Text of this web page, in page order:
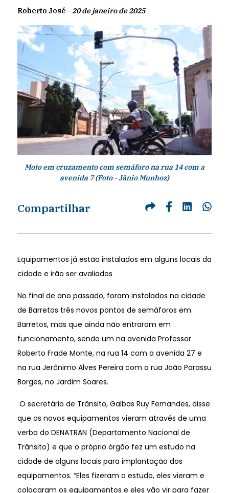
Roberto José - 20 de janeiro de 2025
Moto em cruzamento com semáforo na rua 14 com a
avenida 7 (Foto - Jânio Munhoz)
Compartilhar
Equipamentos já estão instalados em alguns locais da
cidade e irão ser avaliados
No final de ano passado, foram instalados na cidade
de Barretos três novos pontos de semáforos em
Barretos, mas que ainda não entraram em
funcionamento, sendo um na avenida Professor
Roberto Frade Monte, na rua 14 com a avenida 27 e
na rua Jerônimo Alves Pereira com a rua João Parassu
Borges, no Jardim Soares.
O secretário de Trânsito, Galbas Ruy Fernandes, disse
que os novos equipamentos vieram através de uma
verba do DENATRAN (Departamento Nacional de
Trânsito) e que o próprio órgão fez um estudo na
cidade de alguns locais para implantação dos
equipamentos. “Eles fizeram o estudo, eles vieram e
colocaram os equipamentos e eles vão vir para fazer